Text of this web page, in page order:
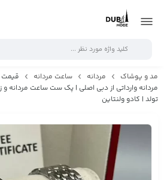
مد و پوشاک مردانه ساعت مردانه
قیمت
مردانه وارداتی از دبی اصلی | پک ست ساعت مردانه و
تولد | کادو ولنتاین